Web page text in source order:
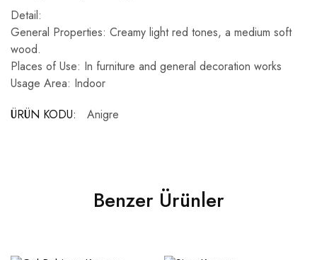
Detail:
General Properties: Creamy light red tones, a medium soft
wood.
Places of Use: In furniture and general decoration works
Usage Area: Indoor
ÜRÜN KODU:
Anigre
Benzer Ürünler